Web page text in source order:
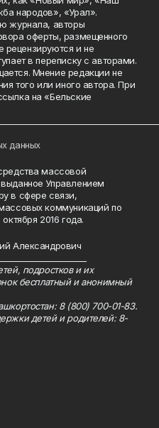
народов», «Урал».
журнала, авторы
оферты, размещенного
рецензируются и не
в переписку с авторами.
Мнение редакции не
того или иного автора. При
на «Бельские
данных
массовой
Управлением
в сфере связи,
коммуникаций по
2016 года.
Александрович
подростков и их
бесплатный и анонимный
8 (800) 700-01-83.
детей и родителей: 8-